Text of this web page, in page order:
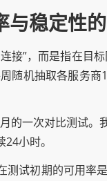
与稳定性
接”，而是指在目
随机抽取各服务
的一次对比测试
小时。
测试初期的可用